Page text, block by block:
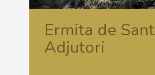
Ermita de Sant
Adjutori